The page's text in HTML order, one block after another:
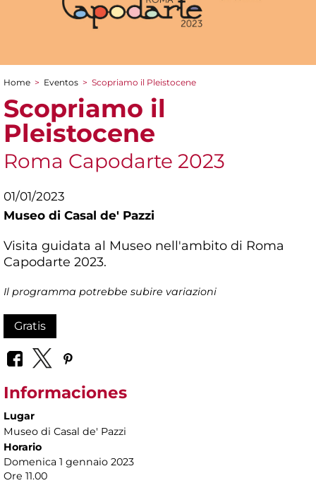
You are here
Home > Eventos > Scopriamo il Pleistocene
Scopriamo il
Pleistocene
Roma Capodarte 2023
01/01/2023
Museo di Casal de' Pazzi
Visita guidata al Museo nell'ambito di Roma
Capodarte 2023.
Il programma potrebbe subire variazioni
Gratis
Informaciones
Lugar
Museo di Casal de' Pazzi
Horario
Domenica 1 gennaio 2023
Ore 11.00